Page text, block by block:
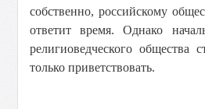
собственно, российскому
ответит время. Однако
религиоведческого общества
только приветствовать.